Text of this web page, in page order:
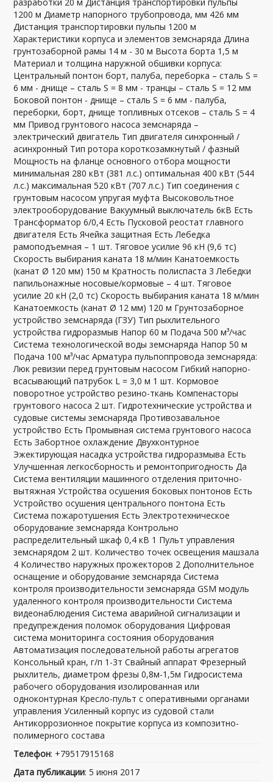
1200 м Диаметр напорного трубопровода, мм 426 мм
Дистанция транспортировки пульпы 1200 м
Характеристики корпуса и элементов земснаряда Длина
грунтозаборной рамы 14 м - 30 м Высота борта 1,5 м
Материал и толщина наружной обшивки корпуса:
Центральный понтон борт, палуба, переборка – сталь S =
6 мм - днище – сталь S = 8 мм - транцы – сталь S = 12 мм
Боковой понтон - днище – сталь S = 6 мм - палуба,
переборки, борт, днище топливных отсеков – сталь S = 4
мм Привод грунтового насоса земснаряда –
электрический двигатель Тип двигателя синхронный /
асинхронный Тип ротора короткозамкнутый / фазный
Мощность на фланце основного отбора мощности
минимальная 280 кВт (381 л.с.) оптимальная 400 кВт (544
л.с.) максимальная 520 кВт (707 л.с.) Тип соединения с
грунтовым насосом упругая муфта Высоковольтное
электрооборудование Вакуумный выключатель 6кВ Есть
Трансформатор 6/0,4 Есть Пусковой реостат главного
двигателя Есть Ячейка защитная Есть Лебедка
рамоподъемная – 1 шт. Тяговое усилие 96 кН (9,6 тс)
Скорость выбирания каната 18 м/мин Канатоемкость
(канат Ø 120 мм) 150 м Кратность полиспаста 3 Лебедки
папильонажные носовые/кормовые – 4 шт. Тяговое
усилие 20 кН (2,0 тс) Скорость выбирания каната 18 м/мин
Канатоемкость (канат Ø 12 мм) 120 м Грунтозаборное
устройство земснаряда (ГЗУ) Тип рыхлительного
устройства гидроразмыв Напор 60 м Подача 500 м³/час
Система технологической воды земснаряда Напор 50 м
Подача 100 м³/час Арматура пульпоппровода земснаряда:
Люк ревизии перед грунтовым насосом Гибкий напорно-
всасывающий патрубок L = 3,0 м 1 шт. Кормовое
поворотное устройство резино-ткань Компенасторы
грунтового насоса 2 шт. Гидротехнические устройства и
судовые системы земснаряда Противозавальное
устройство Есть Промывная система грунтового насоса
Есть Забортное охлаждение Двухконтурное
Эжектирующая насадка устройства гидроразмыва Есть
Улучшенная легкосборность и ремонтопригодность Да
Система вентиляции машинного отделения приточно-
вытяжная Устройства осушения боковых понтонов Есть
Устройство осушения центрального понтона Есть
Система пожаротушения Есть Электротехническое
оборудование земснаряда Контрольно
распределительный шкаф 0,4 кВ 1 Пульт управления
земснарядом 2 шт. Количество точек освещения машзала
4 Количество наружных прожекторов 2 Дополнительное
оснащение и оборудование земснаряда Система
контроля производительности земснаряда GSM модуль
удаленного контроля производительности Система
видеонаблюдения Система аварийной сигнализации и
предупреждения поломок оборудования Цифровая
система мониторинга состояния оборудования
Автоматизация последовательной работы агрегатов
Консольный кран, г/п 1-3т Свайный аппарат Фрезерный
рыхлитель, диаметром фрезы 0,8м-1,5м Гидросистема
рабочего оборудования изолированная или
одноконтурная Кресло-пульт с оперативными органами
управления Усиленный корпус из судовой стали
Антикоррозионное покрытие корпуса из композитно-
полимерного состава
Телефон: +79517915168
Дата публикации: 5 июня 2017